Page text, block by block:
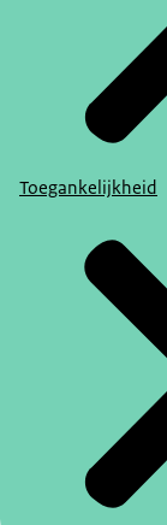
Toegankelijkheid